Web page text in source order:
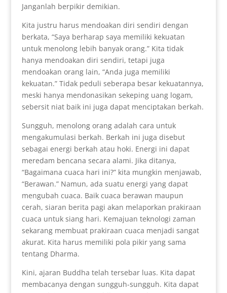
Janganlah berpikir demikian.
Kita justru harus mendoakan diri sendiri dengan
berkata, “Saya berharap saya memiliki kekuatan
untuk menolong lebih banyak orang.” Kita tidak
hanya mendoakan diri sendiri, tetapi juga
mendoakan orang lain, “Anda juga memiliki
kekuatan.” Tidak peduli seberapa besar kekuatannya,
meski hanya mendonasikan sekeping uang logam,
sebersit niat baik ini juga dapat menciptakan berkah.
Sungguh, menolong orang adalah cara untuk
mengakumulasi berkah. Berkah ini juga disebut
sebagai energi berkah atau hoki. Energi ini dapat
meredam bencana secara alami. Jika ditanya,
“Bagaimana cuaca hari ini?” kita mungkin menjawab,
“Berawan.” Namun, ada suatu energi yang dapat
mengubah cuaca. Baik cuaca berawan maupun
cerah, siaran berita pagi akan melaporkan prakiraan
cuaca untuk siang hari. Kemajuan teknologi zaman
sekarang membuat prakiraan cuaca menjadi sangat
akurat. Kita harus memiliki pola pikir yang sama
tentang Dharma.
Kini, ajaran Buddha telah tersebar luas. Kita dapat
membacanya dengan sungguh-sungguh. Kita dapat